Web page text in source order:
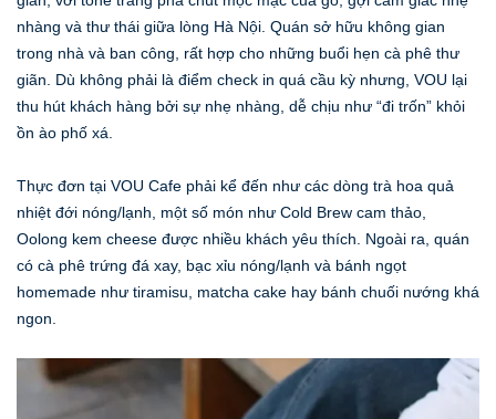
nhàng và thư thái giữa lòng Hà Nội. Quán sở hữu không gian
trong nhà và ban công, rất hợp cho những buổi hẹn cà phê thư
giãn. Dù không phải là điểm check in quá cầu kỳ nhưng, VOU lại
thu hút khách hàng bởi sự nhẹ nhàng, dễ chịu như “đi trốn” khỏi
ồn ào phố xá.
Thực đơn tại VOU Cafe phải kể đến như các dòng trà hoa quả
nhiệt đới nóng/lạnh, một số món như Cold Brew cam thảo,
Oolong kem cheese được nhiều khách yêu thích. Ngoài ra, quán
có cà phê trứng đá xay, bạc xỉu nóng/lạnh và bánh ngọt
homemade như tiramisu, matcha cake hay bánh chuối nướng khá
ngon.